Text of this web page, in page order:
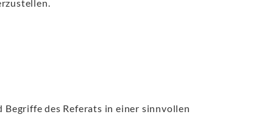
Begriffe des Referats in einer sinnvollen